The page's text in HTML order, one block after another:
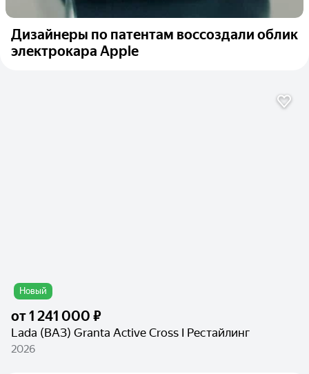
Дизайнеры по патентам воссоздали облик
электрокара Apple
Новый
от1 241 000 ₽
Lada (ВАЗ) Granta Active Cross I Рестайлинг
2026